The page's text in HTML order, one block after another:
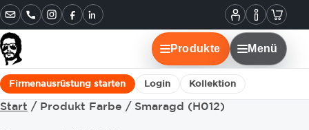
Mein
Konto
Informationen
Instagram
FacebookLinkedIn
Produkte Menü
Firmenausrüstung starten Login Kollektion
Start / Produkt Farbe / Smaragd (H012)